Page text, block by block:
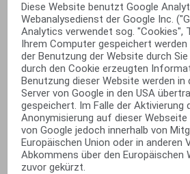
Diese Website benutzt Google
Webanalysedienst der Google Inc.
Analytics verwendet sog. "Cookies",
Ihrem Computer gespeichert werden
der Benutzung der Website durch
durch den Cookie erzeugten
Benutzung dieser Website werden in
Server von Google in den USA
gespeichert. Im Falle der Aktivierung
Anonymisierung auf dieser
von Google jedoch innerhalb von
Europäischen Union oder in anderen
Abkommens über den
zuvor gekürzt.